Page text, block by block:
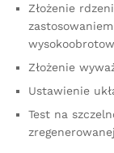
Złożenie
Złożenie
Ustawienie
Test na